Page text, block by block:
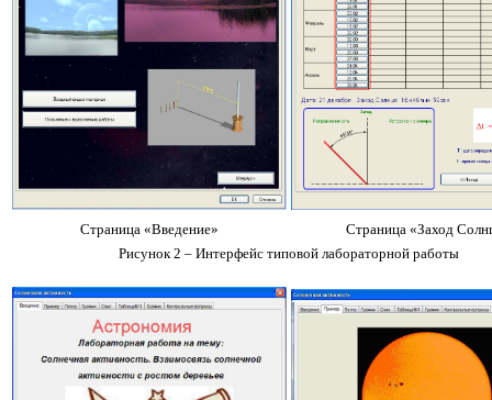
Страница «Введение»
Страница «Заход
Рисунок 2 – Интерфейс типовой лабораторной работы